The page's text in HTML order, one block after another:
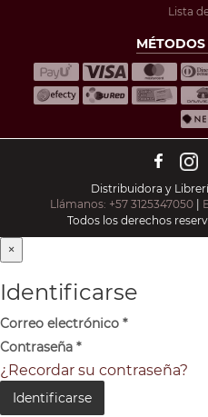
Lista
Distribuidora y
Llámanos: +57 3125347050
Todos los derechos
×
Identificarse
Correo electrónico *
Contraseña *
¿Recordar su contraseña?
Identificarse